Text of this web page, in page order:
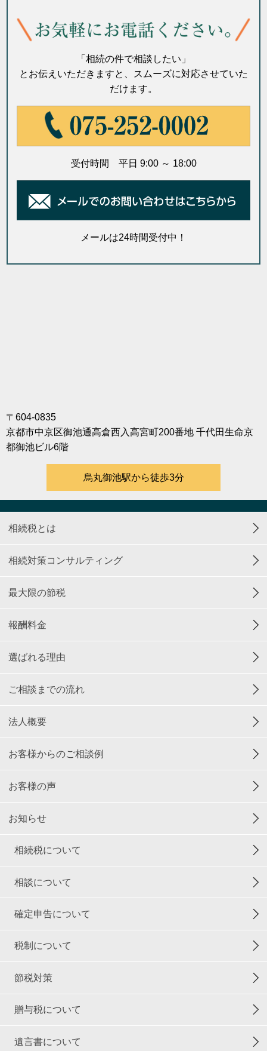
「相続の件で相談したい」
とお伝えいただきますと、スムーズに対応させていた
だけます。
受付時間 平日 9:00 ～ 18:00
メールは24時間受付中！
〒604-0835
京都市中京区御池通高倉西入高宮町200番地 千代田生命京
都御池ビル6階
烏丸御池駅から徒歩3分
相続税とは
相続対策コンサルティング
最大限の節税
報酬料金
選ばれる理由
ご相談までの流れ
法人概要
お客様からのご相談例
お客様の声
お知らせ
相続税について
相談について
確定申告について
税制について
節税対策
贈与税について
遺言書について